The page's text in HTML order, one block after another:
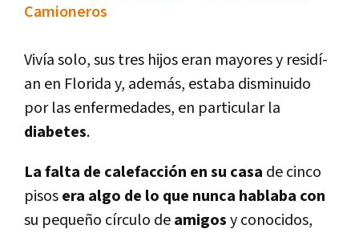
Camioneros
Viví­a solo, sus tres hijos eran mayores y residí­
an en Florida y, además, estaba disminuido
por las enfermedades, en particular la
diabetes.
La falta de calefacción en su casa de cinco
pisosera algo de lo que nunca hablaba con
su pequeño cí­rculo deamigosy conocidos,